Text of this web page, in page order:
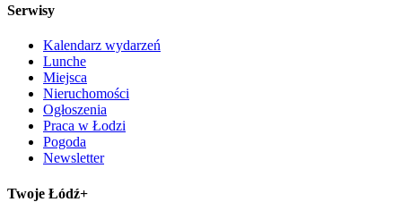
Serwisy
Kalendarz wydarzeń
Lunche
Miejsca
Nieruchomości
Ogłoszenia
Praca w Łodzi
Pogoda
Newsletter
Twoje Łódź+